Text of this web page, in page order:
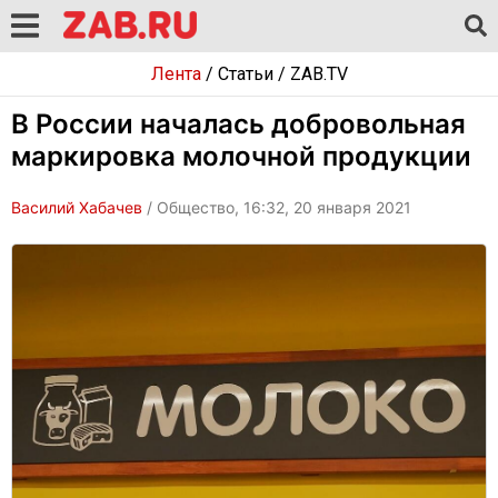
Лента/ Статьи/ ZAB.TV
В России началась добровольная
маркировка молочной продукции
Василий Хабачев / Общество, 16:32, 20 января 2021